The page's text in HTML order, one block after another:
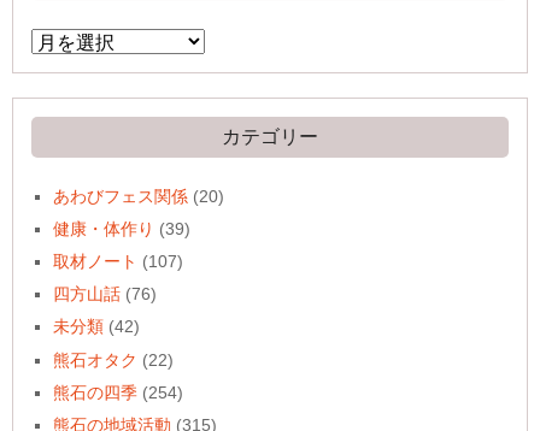
ア
ー
イ
ブ
カテゴリー
あわびフェス関係 (20)
健康・体作り (39)
取材ノート (107)
四方山話 (76)
未分類 (42)
熊石オタク (22)
熊石の四季 (254)
熊石の地域活動 (315)